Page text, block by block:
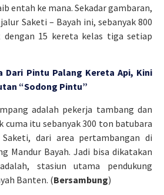
entah ke mana. Sekadar gambaran,
Saketi – Bayah ini, sebanyak 800
dengan 15 kereta kelas tiga setiap
Dari Pintu Palang Kereta Api, Kini
“Sodong Pintu”
adalah pekerja tambang dan
cuma itu sebanyak 300 ton batubara
dari area pertambangan di
Mandur Bayah. Jadi bisa dikatakan
stasiun utama pendukung
Banten. (Bersambung)